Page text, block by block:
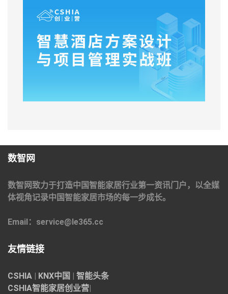
数智网
数智网致力于打造中国智能家居行业第一资讯门户，以全媒
体视角记录中国智能家居市场的每一步成长。
Email：service@le365.cc
友情链接
CSHIA | KNX中国 | 智能头条
CSHIA智能家居创业营|